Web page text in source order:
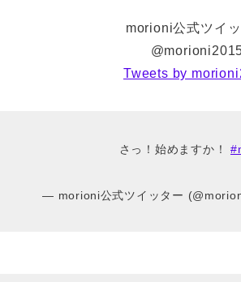
morioni公式ツイ
Tweets by
さっ！始めますか！
— morioni公式ツイッター